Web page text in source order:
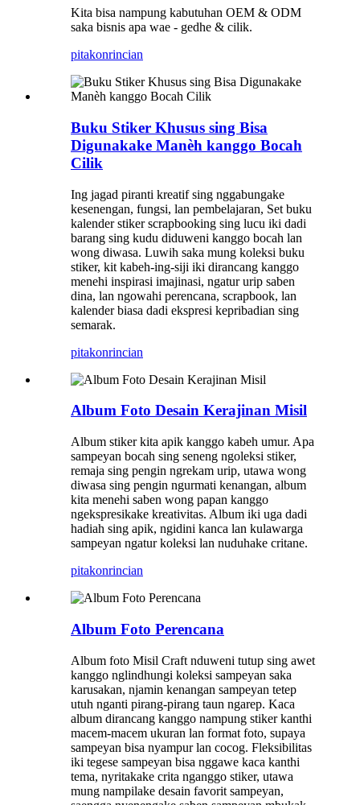
Kita bisa nampung kabutuhan OEM & ODM
saka bisnis apa wae - gedhe & cilik.
pitakonrincian
Buku Stiker Khusus sing Bisa
Digunakake Manèh kanggo Bocah
Cilik
Ing jagad piranti kreatif sing nggabungake
kesenengan, fungsi, lan pembelajaran, Set buku
kalender stiker scrapbooking sing lucu iki dadi
barang sing kudu diduweni kanggo bocah lan
wong diwasa. Luwih saka mung koleksi buku
stiker, kit kabeh-ing-siji iki dirancang kanggo
menehi inspirasi imajinasi, ngatur urip saben
dina, lan ngowahi perencana, scrapbook, lan
kalender biasa dadi ekspresi kepribadian sing
semarak.
pitakonrincian
Album Foto Desain Kerajinan Misil
Album stiker kita apik kanggo kabeh umur. Apa
sampeyan bocah sing seneng ngoleksi stiker,
remaja sing pengin ngrekam urip, utawa wong
diwasa sing pengin ngurmati kenangan, album
kita menehi saben wong papan kanggo
ngekspresikake kreativitas. Album iki uga dadi
hadiah sing apik, ngidini kanca lan kulawarga
sampeyan ngatur koleksi lan nuduhake critane.
pitakonrincian
Album Foto Perencana
Album foto Misil Craft nduweni tutup sing awet
kanggo nglindhungi koleksi sampeyan saka
karusakan, njamin kenangan sampeyan tetep
utuh nganti pirang-pirang taun ngarep. Kaca
album dirancang kanggo nampung stiker kanthi
macem-macem ukuran lan format foto, supaya
sampeyan bisa nyampur lan cocog. Fleksibilitas
iki tegese sampeyan bisa nggawe kaca kanthi
tema, nyritakake crita nganggo stiker, utawa
mung nampilake desain favorit sampeyan,